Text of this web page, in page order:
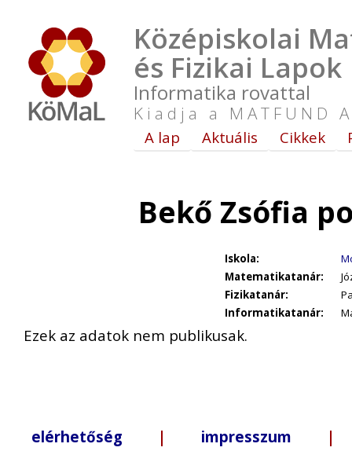
Középiskolai
és Fizikai Lapok
Informatika rovattal
Kiadja a MATFUND
A lap Aktuális Cikkek
Bekő Zsófia
Iskola:
Matematikatanár:
Fizikatanár:
Informatikatanár:
Ezek az adatok nem publikusak.
elérhetőség | impresszum |